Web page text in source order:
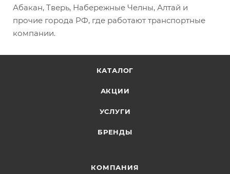
Абакан, Тверь, Набережные Челны, Алтай и
прочие города РФ, где работают транспортные
компании.
КАТАЛОГ
АКЦИИ
УСЛУГИ
БРЕНДЫ
КОМПАНИЯ